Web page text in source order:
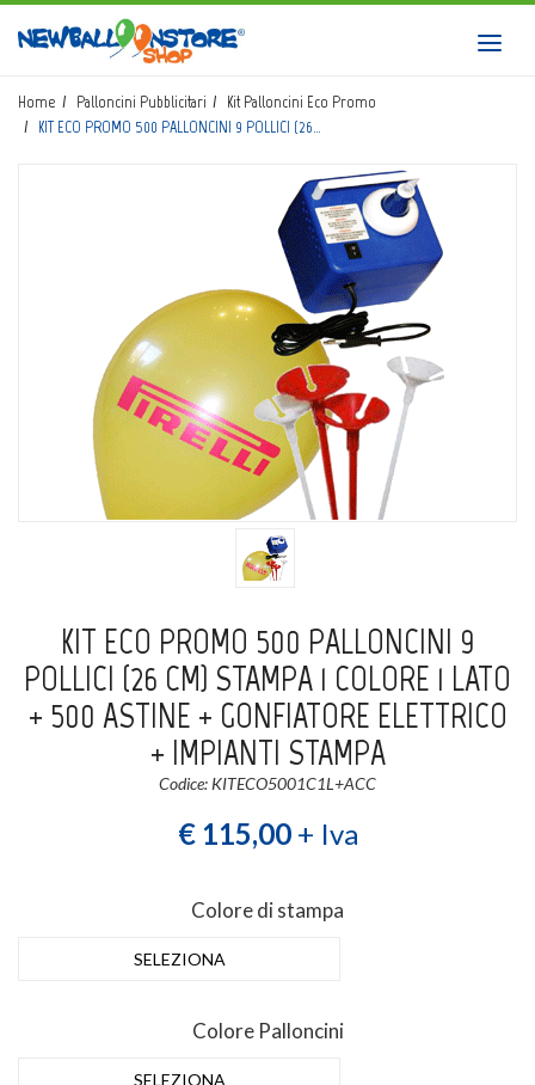
HOME
SHOP
CHI SIAMO
CORSI BALLOON ART
INVIO LOGO
CONTATTI
EVENTI NBS
Wishlist
Home Palloncini Pubblicitari
Kit Palloncini Eco Promo
KIT ECO PROMO 500 PALLONCINI 9 POLLICI (26…
KIT ECO PROMO 500 PALLONCINI 9
POLLICI (26 CM) STAMPA 1 COLORE 1 LATO
+ 500 ASTINE + GONFIATORE ELETTRICO
+ IMPIANTI STAMPA
Codice: KITECO5001C1L+ACC
€ 115,00+ Iva
Colore di stampa
SELEZIONA
Colore Palloncini
SELEZIONA